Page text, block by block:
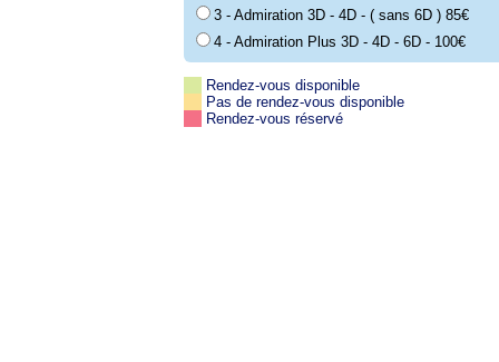
3 - Admiration 3D - 4D - ( sans 6D ) 85€
4 - Admiration Plus 3D - 4D - 6D - 100€
Rendez-vous disponible
Pas de rendez-vous disponible
Rendez-vous réservé